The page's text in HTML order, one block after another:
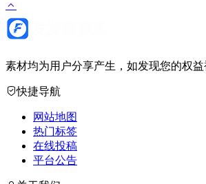
素材均为用户分享产生，如发现您的权
快捷导航
网站地图
热门标签
在线投稿
平台公告